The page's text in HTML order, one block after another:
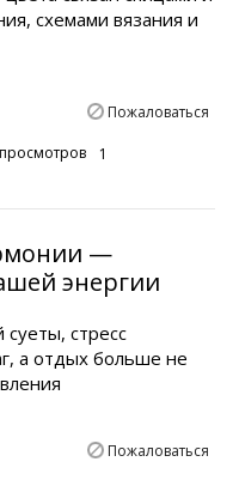
схемами вязания и
Пожаловаться
1
—
энергии
суеты, стресс
а отдых больше не
Пожаловаться